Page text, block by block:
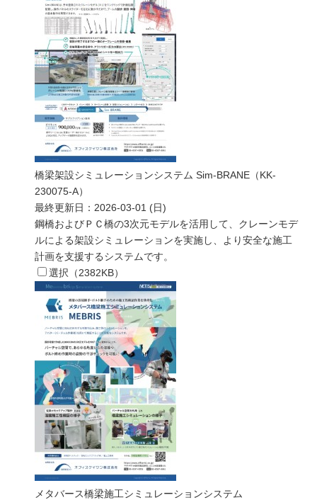
橋梁架設シミュレーションシステム Sim-BRANE（KK-
230075-A）
最終更新日： 2026-03-01 (日)
鋼橋およびＰＣ橋の3次元モデルを活用して、クレーンモデ
ルによる架設シミュレーションを実施し、より安全な施工
計画を支援するシステムです。
選択（2382KB）
メタバース橋梁施工シミュレーションシステム